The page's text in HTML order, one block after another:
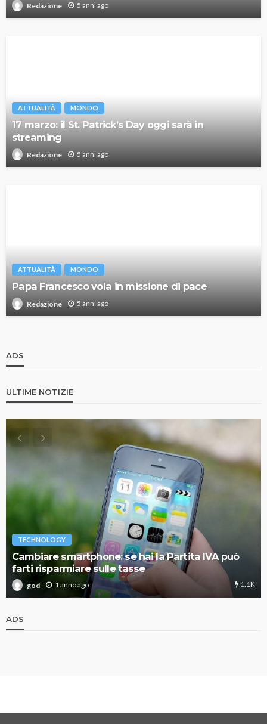
Redazione 5 anni ago
ATTUALITÀ MONDO
17 marzo: il St. Patrick’s Day oggi sarà in
streaming
Redazione 5 anni ago
ATTUALITÀ MONDO
Papa Francesco vola in missione di pace
Redazione 5 anni ago
ADS
ULTIME NOTIZIE
TECHNOLOGY
Cambiare smartphone: se hai la Partita IVA può
farti risparmiare sulle tasse
god 1 anno ago 1.1K
ADS